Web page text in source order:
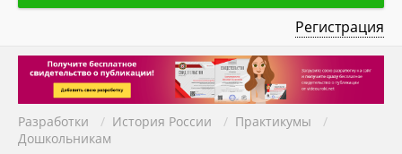
Регистрация
Разработки / История России / Практикумы
/
Дошкольникам